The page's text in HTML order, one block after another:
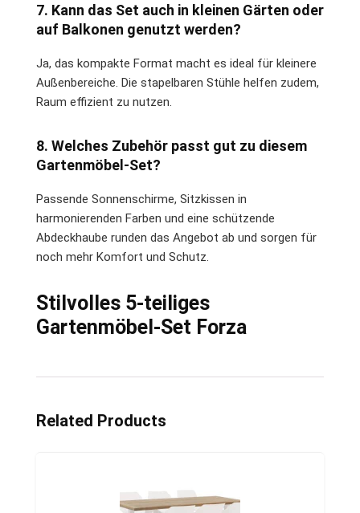
7. Kann das Set auch in kleinen Gärten oder
auf Balkonen genutzt werden?
Ja, das kompakte Format macht es ideal für kleinere
Außenbereiche. Die stapelbaren Stühle helfen zudem,
Raum effizient zu nutzen.
8. Welches Zubehör passt gut zu diesem
Gartenmöbel-Set?
Passende Sonnenschirme, Sitzkissen in
harmonierenden Farben und eine schützende
Abdeckhaube runden das Angebot ab und sorgen für
noch mehr Komfort und Schutz.
Stilvolles 5-teiliges
Gartenmöbel-Set Forza
Related Products